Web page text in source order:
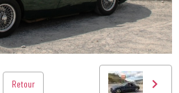
Retour